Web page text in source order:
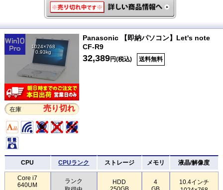
1024×768
0.93kg
在庫 売り切れ
Panasonic 【即納パソコン】Let's note
CF-R9
32,389円(税込) 送料無料
CPU CPUランク ストレージ メモリ 液晶/解像度
Core i7
640UM
ランク
HDD
4
10.4インチ